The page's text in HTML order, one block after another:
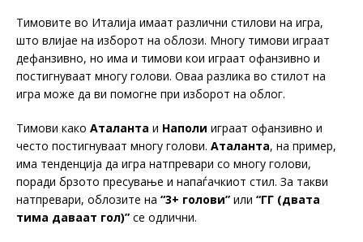
Тимовите во Италија имаат различни стилови на игра,
што влијае на изборот на облози. Многу тимови играат
дефанзивно, но има и тимови кои играат офанзивно и
постигнуваат многу голови. Оваа разлика во стилот на
игра може да ви помогне при изборот на облог.
Тимови како Аталанта и Наполи играат офанзивно и
често постигнуваат многу голови. Аталанта, на пример,
има тенденција да игра натпревари со многу голови,
поради брзото пресување и напаѓачкиот стил. За такви
натпревари, облозите на “3+ голови” или “ГГ (двата
тима даваат гол)” се одлични.